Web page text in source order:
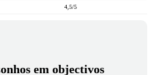
4,5/5
em objectivos